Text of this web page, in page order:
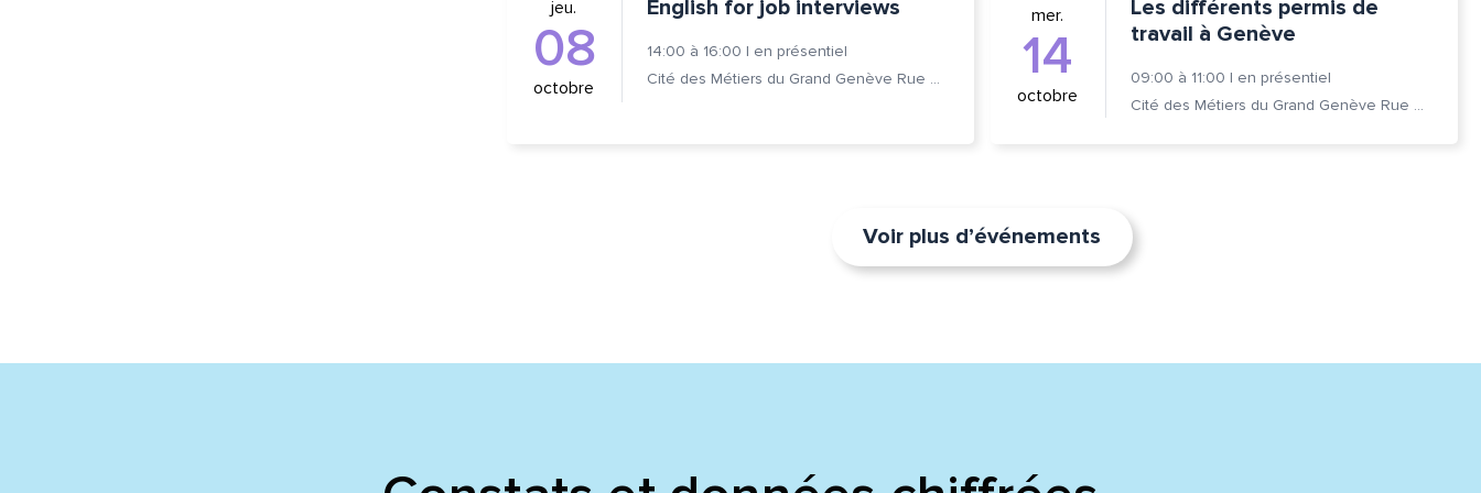
jeu.
08
octobre
English for job interviews
14:00 à 16:00 | en présentiel
Cité des Métiers du Grand Genève Rue Prévost-Martin 6 1205 Genève
mer.
14
octobre
Les différents permis de
travail à Genève
09:00 à 11:00 | en présentiel
Cité des Métiers du Grand Genève Rue Prévost-Martin 6 1205 Genève
Voir plus d’événements